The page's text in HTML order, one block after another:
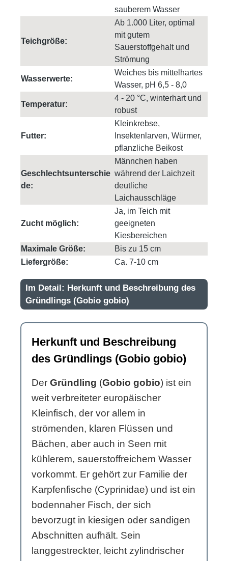
sauberem Wasser
Teichgröße:
Ab 1.000 Liter, optimal
mit gutem
Sauerstoffgehalt und
Strömung
Wasserwerte:
Weiches bis mittelhartes
Wasser, pH 6,5 - 8,0
Temperatur:
4 - 20 °C, winterhart und
robust
Futter:
Kleinkrebse,
Insektenlarven, Würmer,
pflanzliche Beikost
Geschlechtsunterschie
de:
Männchen haben
während der Laichzeit
deutliche
Laichausschläge
Zucht möglich:
Ja, im Teich mit
geeigneten
Kiesbereichen
Maximale Größe:
Bis zu 15 cm
Liefergröße:
Ca. 7-10 cm
Im Detail: Herkunft und Beschreibung des
Gründlings (Gobio gobio)
Herkunft und Beschreibung
des Gründlings (Gobio gobio)
Der Gründling (Gobio gobio) ist ein
weit verbreiteter europäischer
Kleinfisch, der vor allem in
strömenden, klaren Flüssen und
Bächen, aber auch in Seen mit
kühlerem, sauerstoffreichem Wasser
vorkommt. Er gehört zur Familie der
Karpfenfische (Cyprinidae) und ist ein
bodennaher Fisch, der sich
bevorzugt in kiesigen oder sandigen
Abschnitten aufhält. Sein
langgestreckter, leicht zylindrischer